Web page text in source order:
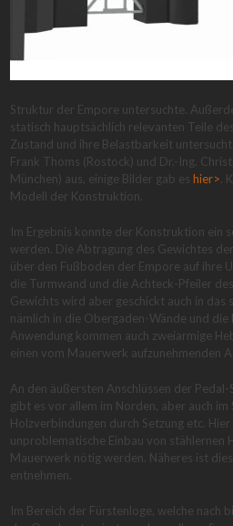
Struktur der Empore untersuchte.
statisch hauptsächlich relevanten Teile
Zustand und ihre Belastbarkeit
Frank Thoms (Rostock) und Dr.-Ing.
München) aus, einige Bilder gab eshier> .
Modell der Konstruktion.
Im Ergebnis konnte der Konstruktion ein
werden. Die Abtragung des Gewichtes
über den Fußboden der Empore auf ihre
die Turmwand und die Achteck-Pfeiler
Gewichts wird aber geschickt auch in das
nämlich in die Obergaden-Wände und
Anwendung kommen auch zweiarmige
einen vom Mauerwerk aufzunehmenden
An den äußersten Anschlüssen der
gibt es vor allem im Norden, aber auch im
Holzverbindungen durch Setzung etc.
unproblematische Einbau von stählernen
Mauerwerk nötig werden. Näheres ist
entnehmen.
Im Bereich der Fürstenloge, welche nach